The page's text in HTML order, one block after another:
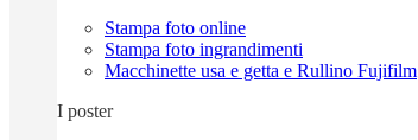
Stampa foto online
Stampa foto ingrandimenti
Macchinette usa e getta e Rullino Fujifilm
I poster